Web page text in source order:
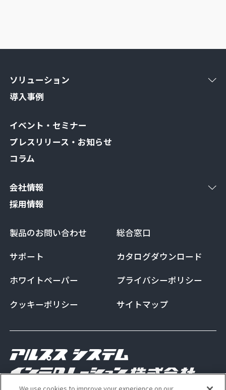
ソリューション
導入事例
イベント・セミナー
プレスリリース・お知らせ
コラム
会社情報
採用情報
製品のお問い合わせ
総合窓口
サポート
カタログダウンロード
ホワイトペーパー
プライバシーポリシー
クッキーポリシー
サイトマップ